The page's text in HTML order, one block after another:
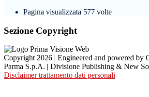
Pagina visualizzata 577 volte
Sezione Copyright
Copyright 2026 | Engineered and powered by
Parma S.p.A. | Divisione Publishing & New
Disclaimer trattamento dati personali